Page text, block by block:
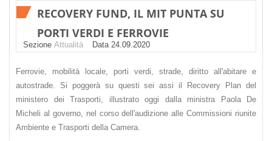
RECOVERY FUND, IL MIT PUNTA SU
PORTI VERDI E FERROVIE
Sezione Attualità Datа 24.09.2020
Ferrovie, mobilità locale, porti verdi, strade, diritto all'abitare e
autostrade. Si poggerà su questi sei assi il Recovery Plan del
ministero dei Trasporti, illustrato oggi dalla ministra Paola De
Micheli al governo, nel corso dell'audizione alle Commissioni riunite
Ambiente e Trasporti della Camera.